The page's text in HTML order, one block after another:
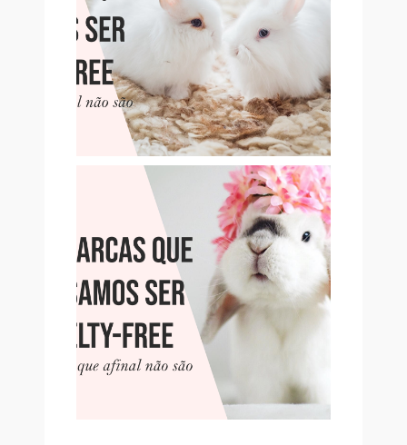
13 MARCAS QUE PENSAMOS
SER CRUELTY-FREE, MAS
QUE NÃO SÃO
10 MARCAS QUE PENSAMOS
SER CRUELTY-FREE, MAS
QUE NÃO SÃO (PT. 2)